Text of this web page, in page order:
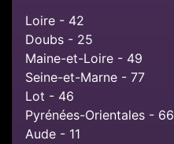
Loire - 42
Doubs - 25
Maine-et-Loire - 49
Seine-et-Marne - 77
Lot - 46
Pyrénées-Orientales - 66
Aude - 11